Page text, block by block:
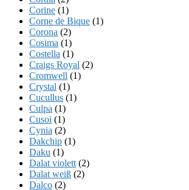
Corine (1)
Corne de Bique (1)
Corona (2)
Cosima (1)
Costella (1)
Craigs Royal (2)
Cromwell (1)
Crystal (1)
Cucullus (1)
Culpa (1)
Cusoi (1)
Cynia (2)
Dakchip (1)
Daku (1)
Dalat violett (2)
Dalat weiß (2)
Dalco (2)